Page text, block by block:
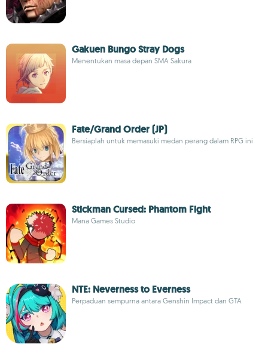
Gakuen Bungo Stray Dogs
Menentukan masa depan SMA Sakura
Fate/Grand Order (JP)
Bersiaplah untuk memasuki medan perang dalam RPG ini
Stickman Cursed: Phantom Fight
Mana Games Studio
NTE: Neverness to Everness
Perpaduan sempurna antara Genshin Impact dan GTA